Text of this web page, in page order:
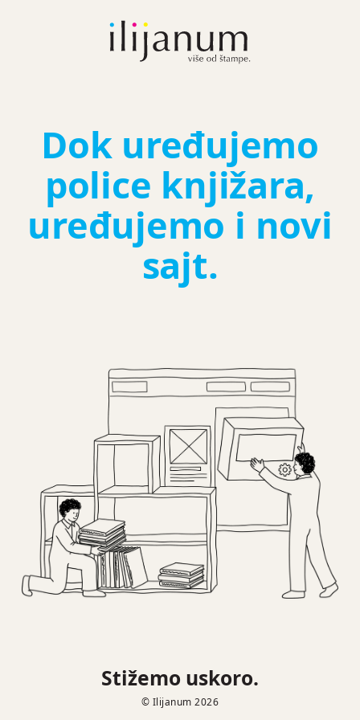
Dok uređujemo
police knjižara,
uređujemo i novi
sajt.
Stižemo uskoro.
© Ilijanum 2026